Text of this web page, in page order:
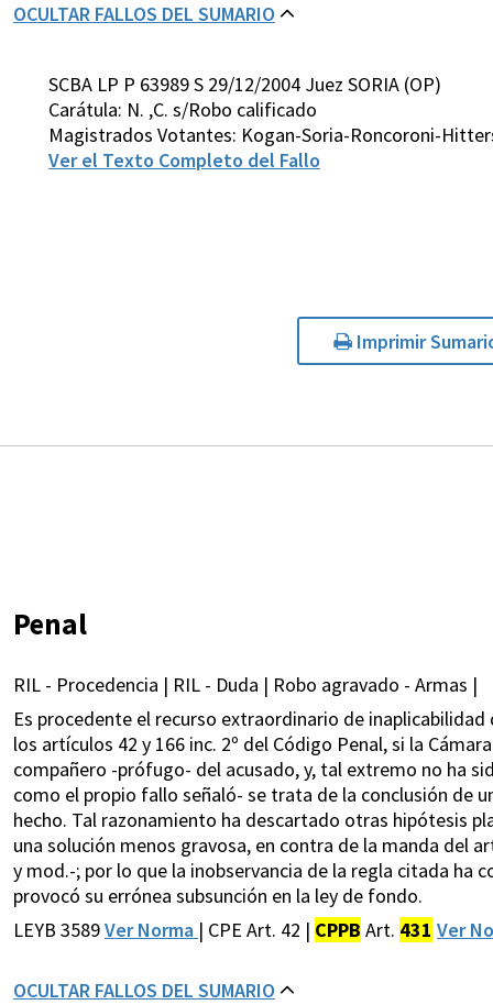
OCULTAR FALLOS DEL SUMARIO
SCBA LP P 63989 S 29/12/2004 Juez SORIA (OP)
Carátula: N. ,C. s/Robo calificado
Magistrados Votantes: Kogan-Soria-Roncoroni-
Ver el Texto Completo del Fallo
Imprimir
Penal
RIL - Procedencia | RIL - Duda | Robo agravado - Armas |
Es procedente el recurso extraordinario de
los artículos 42 y 166 inc. 2º del Código Penal, si la
compañero -prófugo- del acusado, y, tal extremo no ha
como el propio fallo señaló- se trata de la conclusión de
hecho. Tal razonamiento ha descartado otras hipótesis
una solución menos gravosa, en contra de la manda del
y mod.-; por lo que la inobservancia de la regla citada ha
provocó su errónea subsunción en la ley de fondo.
LEYB 3589Ver Norma | CPE Art. 42 | CPPB Art. 431 Ver
OCULTAR FALLOS DEL SUMARIO